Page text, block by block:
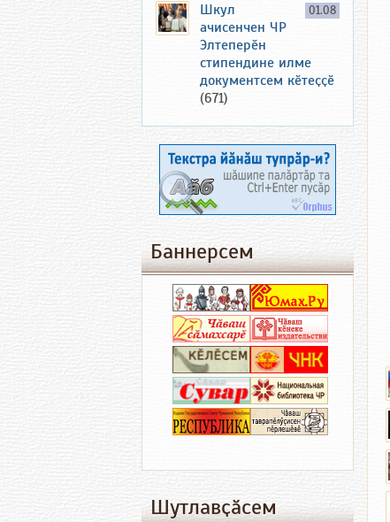
01.08
Шкул
ачисенчен ЧР
Элтеперӗн
стипендине илме
документсем кӗтеҫҫӗ
(671)
Баннерсем
Шутлавҫӑсем